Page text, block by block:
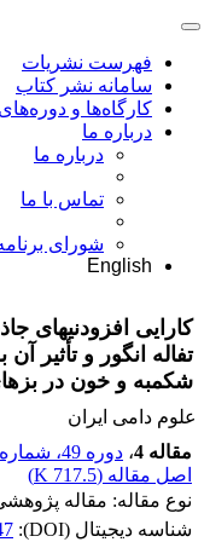
فهرست نشریات
سامانه نشر کتاب
کارگاه‌ها و
درباره ما
درباره ما
تماس با ما
شورای
English
کارایی افزودنی‏های
تفاله انگور و
شکمبه و خون در
علوم دامی ایران
مقاله 4
، دوره 49، شماره 4
اصل مقاله (717.5 K
)
نوع مقاله: مقاله
شناسه دیجیتال (DOI):